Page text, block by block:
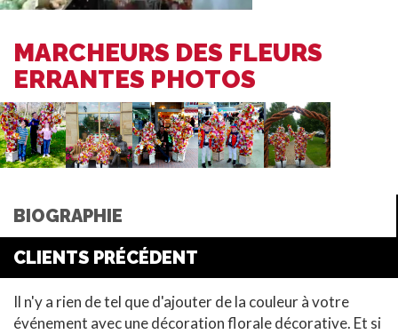
MARCHEURS DES FLEURS
ERRANTES PHOTOS
BIOGRAPHIE
CLIENTS PRÉCÉDENT
Il n'y a rien de tel que d'ajouter de la couleur à votre
événement avec une décoration florale décorative. Et si